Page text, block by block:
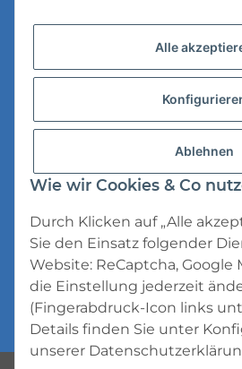
Versandinformationen
Datenschutz
Impressum
* Alle Preise inkl.
Versand
Alle
Ablehnen
Wie wir Cookies & Co
Durch Klicken auf „Alle
Sie den Einsatz folgender
Website: ReCaptcha, Google
die Einstellung jederzeit
(Fingerabdruck-Icon links
Details finden Sie unter
unserer